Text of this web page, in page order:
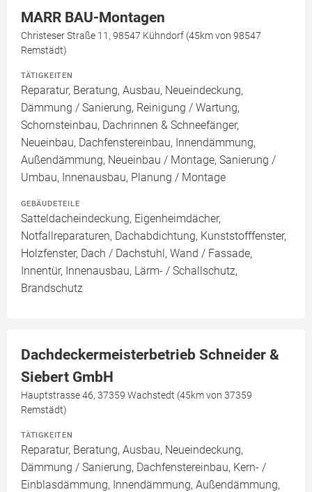
MARR BAU-Montagen
Christeser Straße 11, 98547 Kühndorf (45km von 98547
Remstädt)
TÄTIGKEITEN
Reparatur, Beratung, Ausbau, Neueindeckung,
Dämmung / Sanierung, Reinigung / Wartung,
Schornsteinbau, Dachrinnen & Schneefänger,
Neueinbau, Dachfenstereinbau, Innendämmung,
Außendämmung, Neueinbau / Montage, Sanierung /
Umbau, Innenausbau, Planung / Montage
GEBÄUDETEILE
Satteldacheindeckung, Eigenheimdächer,
Notfallreparaturen, Dachabdichtung, Kunststofffenster,
Holzfenster, Dach / Dachstuhl, Wand / Fassade,
Innentür, Innenausbau, Lärm- / Schallschutz,
Brandschutz
Dachdeckermeisterbetrieb Schneider &
Siebert GmbH
Hauptstrasse 46, 37359 Wachstedt (45km von 37359
Remstädt)
TÄTIGKEITEN
Reparatur, Beratung, Ausbau, Neueindeckung,
Dämmung / Sanierung, Dachfenstereinbau, Kern- /
Einblasdämmung, Innendämmung, Außendämmung,